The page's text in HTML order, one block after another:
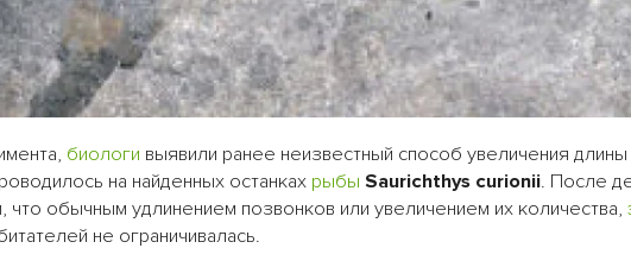
биологи выявили ранее неизвестный способ увеличения длины
на найденных останках рыбы Saurichthys curionii. После
что обычным удлинением позвонков или увеличением их количества,
не ограничивалась.